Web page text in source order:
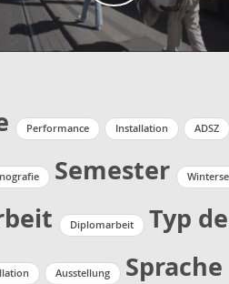
Performance Installation ADSZ
Semester
Diplomarbeit Typ
Ausstellung
Sprache